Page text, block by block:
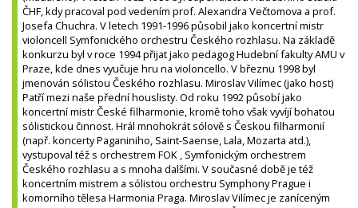
ČHF, kdy pracoval pod vedením prof. Alexandra Večtomova a prof.
Josefa Chuchra. V letech 1991-1996 působil jako koncertní mistr
violoncell Symfonického orchestru Českého rozhlasu. Na základě
konkurzu byl v roce 1994 přijat jako pedagog Hudební fakulty AMU v
Praze, kde dnes vyučuje hru na violoncello. V březnu 1998 byl
jmenován sólistou Českého rozhlasu. Miroslav Vilímec (jako host)
Patří mezi naše přední houslisty. Od roku 1992 působí jako
koncertní mistr České filharmonie, kromě toho však vyvíjí bohatou
sólistickou činnost. Hrál mnohokrát sólově s Českou filharmonií
(např. koncerty Paganiniho, Saint-Saense, Lala, Mozarta atd.),
vystupoval též s orchestrem FOK , Symfonickým orchestrem
Českého rozhlasu a s mnoha dalšími. V současné době je též
koncertním mistrem a sólistou orchestru Symphony Prague i
komorního tělesa Harmonia Praga. Miroslav Vilímec je zaníceným